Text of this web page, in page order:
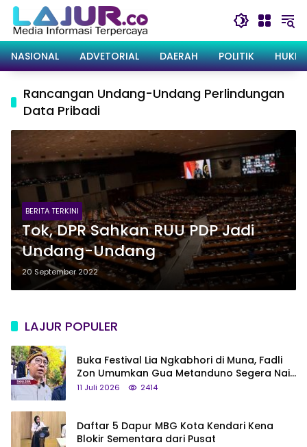
Langsung
konten
NASIONAL
ADVETORIAL DAERAH POLITIK
Rancangan Undang-Undang Perlindungan
Data Pribadi
BERITA TERKINI
Tok, DPR Sahkan RUU PDP Jadi
Undang-Undang
20 September 2022
LAJUR POPULER
Buka Festival Lia Ngkabhori di Muna, Fadli
Zon Umumkan Gua Metanduno Segera Naik
Status Jadi Cagar Budaya Nasional
11 Juli 2026 2414
Daftar 5 Dapur MBG Kota Kendari Kena
Blokir Sementara dari Pusat